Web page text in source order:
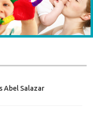
Abel Salazar